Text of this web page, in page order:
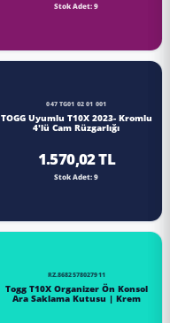
Stok Adet: 9
047 TG01 02 01 001
TOGG Uyumlu T10X 2023- Kromlu
4'lü Cam Rüzgarlığı
1.570,02 TL
Stok Adet: 9
RZ.8682578027911
Togg T10X Organizer Ön Konsol
Ara Saklama Kutusu | Krem